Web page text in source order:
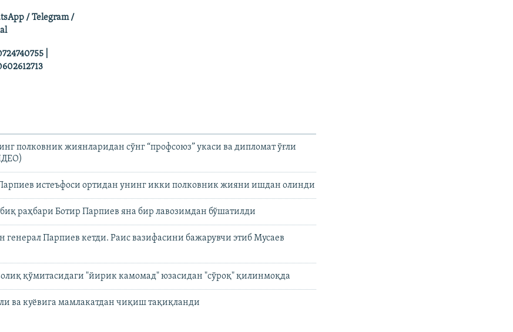
/ Telegram /
|
полковник жиянларидан сўнг “профсоюз” укаси ва дипломат ўғли
истеъфоси ортидан унинг икки полковник жияни ишдан олинди
раҳбари Ботир Парпиев яна бир лавозимдан бўшатилди
генерал Парпиев кетди. Раис вазифасини бажарувчи этиб Мусаев
қўмитасидаги "йирик камомад" юзасидан "сўроқ" қилинмоқда
ва куёвига мамлакатдан чиқиш тақиқланди